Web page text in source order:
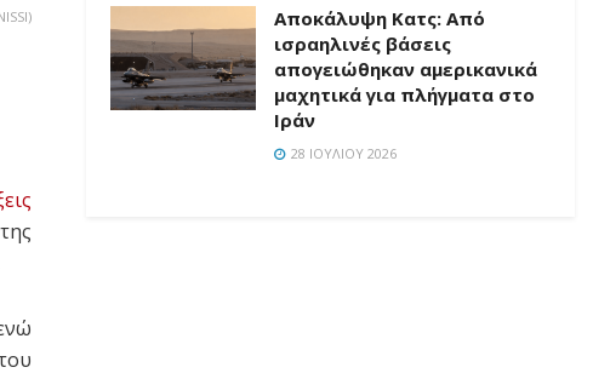
Αποκάλυψη Κατς: Από
ισραηλινές βάσεις
απογειώθηκαν αμερικανικά
μαχητικά για πλήγματα στο
Ιράν
28 ΙΟΥΛΊΟΥ 2026